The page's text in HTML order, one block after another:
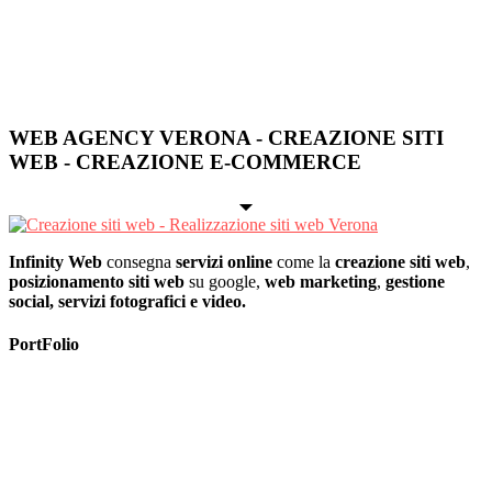
WEB AGENCY VERONA - CREAZIONE SITI
WEB - CREAZIONE E-COMMERCE
Infinity Web consegna servizi online come la creazione siti web,
posizionamento siti web su google, web marketing, gestione
social, servizi fotografici e video.
PortFolio